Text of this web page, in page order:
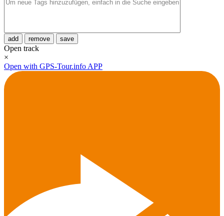
add remove save
Open track
×
Open with GPS-Tour.info APP